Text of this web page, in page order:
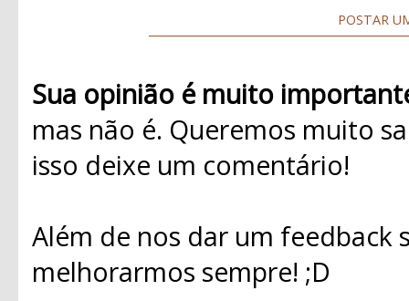
POSTAR
Sua opinião é muito
mas não é. Queremos muito
isso deixe um comentário!
Além de nos dar um
melhorarmos sempre! ;D